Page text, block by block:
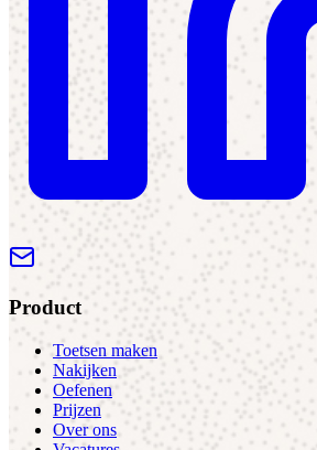
Product
Toetsen maken
Nakijken
Oefenen
Prijzen
Over ons